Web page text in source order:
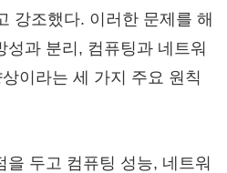
강조했다. 이러한 문제를 해
성과 분리, 컴퓨팅과 네트워
이라는 세 가지 주요 원칙
두고 컴퓨팅 성능, 네트워